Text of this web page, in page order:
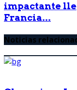
impactante
Francia...
Noticias